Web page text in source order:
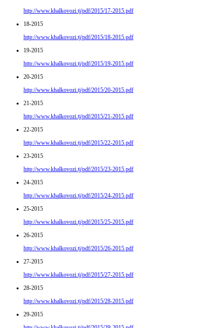
http://www.khalkovozi.tj/pdf/2015/17-2015.pdf
18-2015
http://www.khalkovozi.tj/pdf/2015/18-2015.pdf
19-2015
http://www.khalkovozi.tj/pdf/2015/19-2015.pdf
20-2015
http://www.khalkovozi.tj/pdf/2015/20-2015.pdf
21-2015
http://www.khalkovozi.tj/pdf/2015/21-2015.pdf
22-2015
http://www.khalkovozi.tj/pdf/2015/22-2015.pdf
23-2015
http://www.khalkovozi.tj/pdf/2015/23-2015.pdf
24-2015
http://www.khalkovozi.tj/pdf/2015/24-2015.pdf
25-2015
http://www.khalkovozi.tj/pdf/2015/25-2015.pdf
26-2015
http://www.khalkovozi.tj/pdf/2015/26-2015.pdf
27-2015
http://www.khalkovozi.tj/pdf/2015/27-2015.pdf
28-2015
http://www.khalkovozi.tj/pdf/2015/28-2015.pdf
29-2015